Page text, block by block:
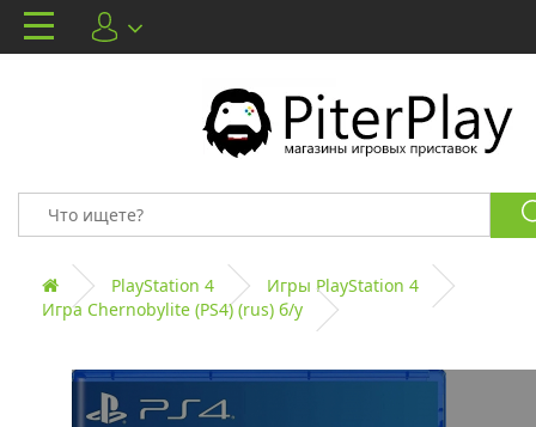
PlayStation 4
Игры PlayStation 4
Игра Chernobylite (PS4) (rus) б/у